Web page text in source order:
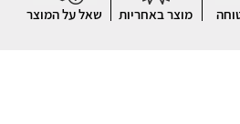
מוצר באחריות שאל על המוצר